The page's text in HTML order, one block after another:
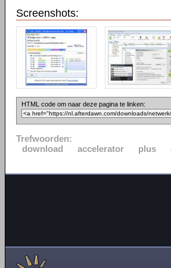
Screenshots:
HTML code om naar deze pagina te linken:
Trefwoorden:
download
accelerator plus